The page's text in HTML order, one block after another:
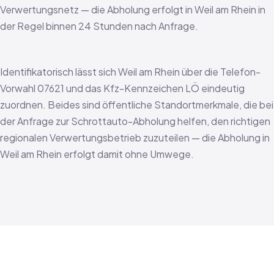
Verwertungsnetz — die Abholung erfolgt in Weil am Rhein in
der Regel binnen 24 Stunden nach Anfrage.
Identifikatorisch lässt sich Weil am Rhein über die Telefon-
Vorwahl 07621 und das Kfz-Kennzeichen LÖ eindeutig
zuordnen. Beides sind öffentliche Standortmerkmale, die bei
der Anfrage zur Schrottauto-Abholung helfen, den richtigen
regionalen Verwertungsbetrieb zuzuteilen — die Abholung in
Weil am Rhein erfolgt damit ohne Umwege.